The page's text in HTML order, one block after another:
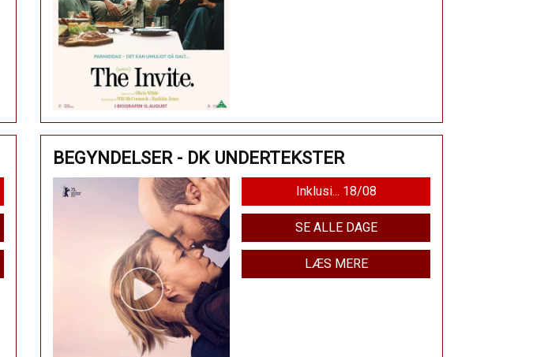
BEGYNDELSER - DK UNDERTEKSTER
Inklusi... 18/08
SE ALLE DAGE
LÆS MERE